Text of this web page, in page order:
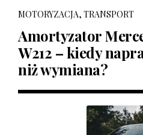
MOTORYZACJA, TRANSPORT
Amortyzator
W212 – kiedy
niż wymiana?